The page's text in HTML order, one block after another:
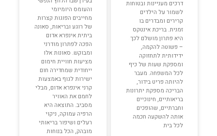
דרכים מעניינות ובטוחות
לשמור על הילדים
קרירים ומבדרים בו
זמנית. בריכת אינטקס
היא פתרון מושלם לכך
– פשוטה להקמה,
ידידותית לתחזוקה
ומספקת שעות של כיף
לכל המשפחה. מעבר
להיותה פריט בידור,
הבריכה מספקת יתרונות
בריאותיים, חינוכיים
וחברתיים, שהופכים
אותה להשקעה חכמה
לכל בית
והעומס היומיומי
מחייבים הפוגות קצרות
של רוגע ובריאות, סאונה
ביתית אינפרא אדום
הפכה לפתרון מודרני
ומבוקש. סאונות אלו
מציעות חוויית חימום
ייחודית שמחדירה חום
ישירות לגוף באמצעות
קרני אינפרא אדום, מבלי
לחמם את האוויר
מסביב. התוצאה היא
הרפיה עמוקה, ניקוי
רעלים ושיפור בריאותי
מובהק, הכל בנוחות